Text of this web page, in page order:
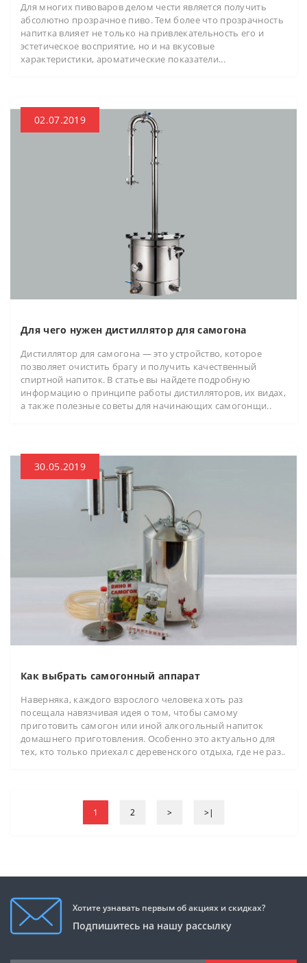
Для многих пивоваров делом чести является получить
абсолютно прозрачное пиво. Тем более что прозрачность
напитка влияет не только на привлекательность его и
эстетическое восприятие, но и на вкусовые
характеристики, ароматические показатели...
02.07.2019
Для чего нужен дистиллятор для самогона
Дистиллятор для самогона — это устройство, которое
позволяет очистить брагу и получить качественный
спиртной напиток. В статье вы найдете подробную
информацию о принципе работы дистилляторов, их видах,
а также полезные советы для начинающих самогонщи..
30.05.2019
Как выбрать самогонный аппарат
Наверняка, каждого взрослого человека хоть раз
посещала навязчивая идея о том, чтобы самому
приготовить самогон или иной алкогольный напиток
домашнего приготовления. Особенно это актуально для
тех, кто только приехал с деревенского отдыха, где не раз..
1 2 > >|
Хотите узнавать первым об акциях и скидках?
Подпишитесь на нашу рассылку